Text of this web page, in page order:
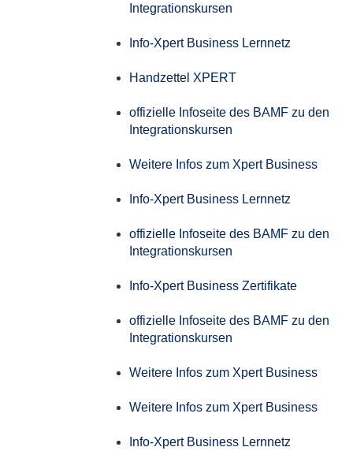
Integrationskursen
Info-Xpert Business Lernnetz
Handzettel XPERT
offizielle Infoseite des BAMF zu den
Integrationskursen
Weitere Infos zum Xpert Business
Info-Xpert Business Lernnetz
offizielle Infoseite des BAMF zu den
Integrationskursen
Info-Xpert Business Zertifikate
offizielle Infoseite des BAMF zu den
Integrationskursen
Weitere Infos zum Xpert Business
Weitere Infos zum Xpert Business
Info-Xpert Business Lernnetz